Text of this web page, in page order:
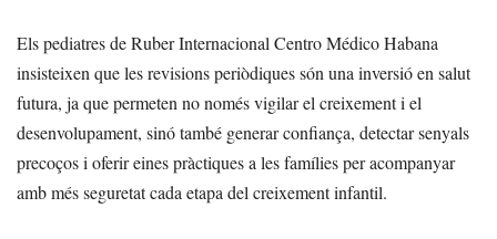
Els pediatres de Ruber Internacional Centro Médico Habana
insisteixen que les revisions periòdiques són una inversió en salut
futura, ja que permeten no només vigilar el creixement i el
desenvolupament, sinó també generar confiança, detectar senyals
precoços i oferir eines pràctiques a les famílies per acompanyar
amb més seguretat cada etapa del creixement infantil.